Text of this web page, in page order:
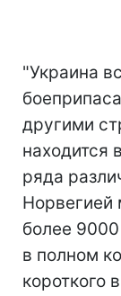
"Украина
другими
находится
ряда
более
в полном
короткого